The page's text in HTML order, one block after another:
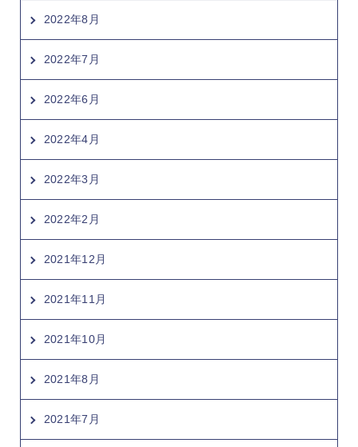
2022年8月
2022年7月
2022年6月
2022年4月
2022年3月
2022年2月
2021年12月
2021年11月
2021年10月
2021年8月
2021年7月